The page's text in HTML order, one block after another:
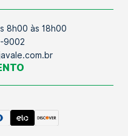
8h00 às 18h00
9002